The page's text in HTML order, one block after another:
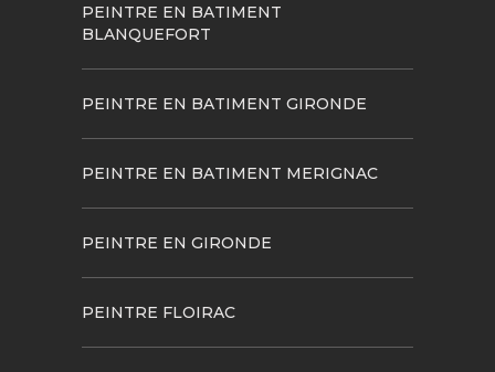
PEINTRE EN BATIMENT
BLANQUEFORT
PEINTRE EN BATIMENT GIRONDE
PEINTRE EN BATIMENT MERIGNAC
PEINTRE EN GIRONDE
PEINTRE FLOIRAC